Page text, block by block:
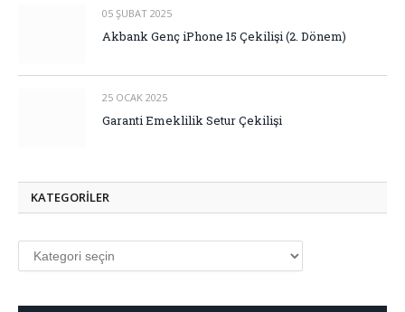
05 ŞUBAT 2025
Akbank Genç iPhone 15 Çekilişi (2. Dönem)
25 OCAK 2025
Garanti Emeklilik Setur Çekilişi
KATEGORİLER